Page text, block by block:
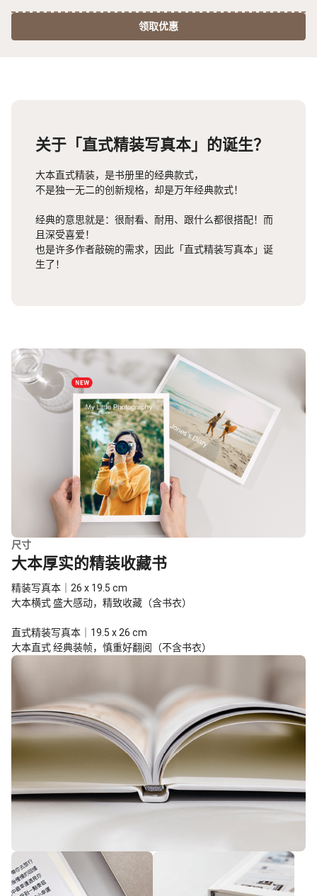
关于「直式精装写真本」的诞生？
大本直式精装，是书册里的经典款式，
不是独一无二的创新规格，却是万年经典款式！
经典的意思就是：很耐看、耐用、跟什么都很搭配！而
且深受喜爱！
也是许多作者敲碗的需求，因此「直式精装写真本」诞
生了！
尺寸
大本厚实的精装收藏书
精装写真本｜26 x 19.5 cm
大本横式 盛大感动，精致收藏（含书衣）
直式精装写真本｜19.5 x 26 cm
大本直式 经典装帧，慎重好翻阅（不含书衣）